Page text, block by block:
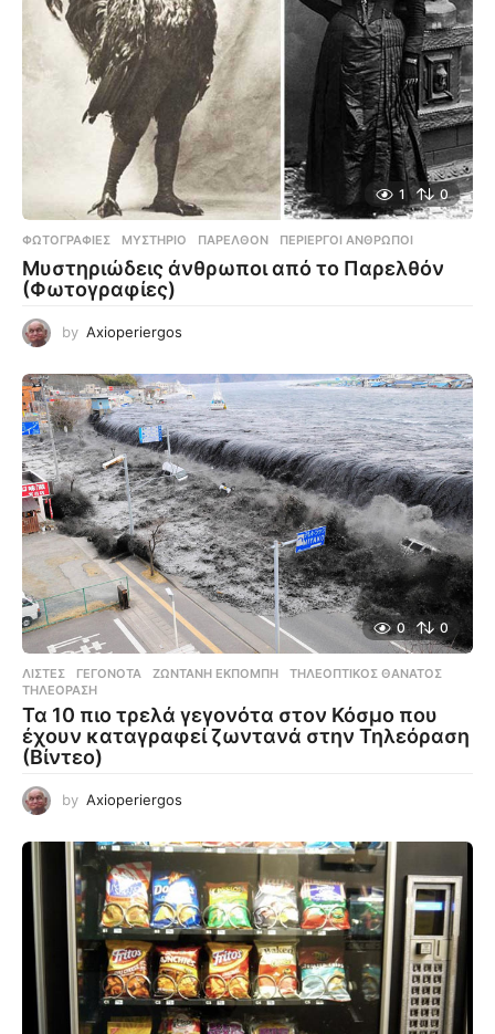
1 0
ΦΩΤΟΓΡΑΦΊΕΣ ΜΥΣΤΉΡΙΟ ,ΠΑΡΕΛΘΌΝ ,ΠΕΡΊΕΡΓΟΙ ΆΝΘΡΩΠΟΙ
Μυστηριώδεις άνθρωποι από το Παρελθόν
(Φωτογραφίες)
by Axioperiergos
0 0
ΛΊΣΤΕΣ ΓΕΓΟΝΌΤΑ ,ΖΩΝΤΑΝΉ ΕΚΠΟΜΠΉ ,ΤΗΛΕΟΠΤΙΚΌΣ ΘΆΝΑΤΌΣ
ΤΗΛΕΌΡΑΣΗ
Τα 10 πιο τρελά γεγονότα στον Κόσμο που
έχουν καταγραφεί ζωντανά στην Τηλεόραση
(Βίντεο)
by Axioperiergos